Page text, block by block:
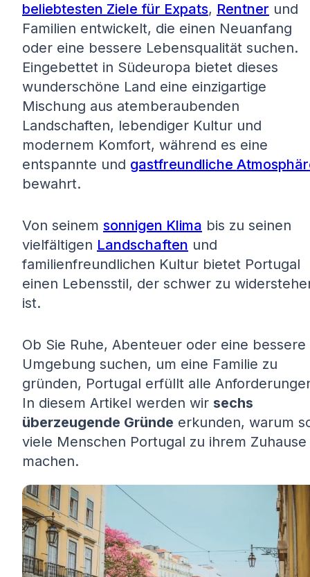
beliebtesten Ziele für Expats, Rentner und
Familien entwickelt, die einen Neuanfang
oder eine bessere Lebensqualität suchen.
Eingebettet in Südeuropa bietet dieses
wunderschöne Land eine einzigartige
Mischung aus atemberaubenden
Landschaften, lebendiger Kultur und
modernem Komfort, während es eine
entspannte und gastfreundliche
bewahrt.
Von seinem sonnigen Klima bis zu seinen
vielfältigen Landschaften und
familienfreundlichen Kultur bietet Portugal
einen Lebensstil, der schwer zu
ist.
Ob Sie Ruhe, Abenteuer oder eine bessere
Umgebung suchen, um eine Familie zu
gründen, Portugal erfüllt alle
In diesem Artikel werden wir sechs
überzeugende Gründe erkunden, warum
viele Menschen Portugal zu ihrem Zuhause
machen.